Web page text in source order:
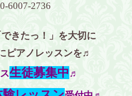
6007-2736
きたっ！」を大切に
ピアノレッスンを♬
生徒募集中♬